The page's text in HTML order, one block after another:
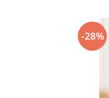
-28%